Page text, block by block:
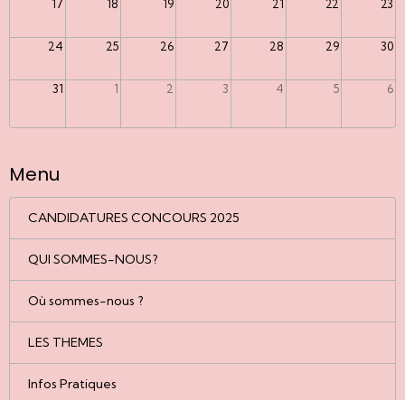
17 18 19 20 21 22 23
24 25 26 27 28 29 30
31 1 2 3 4 5 6
Menu
CANDIDATURES CONCOURS 2025
QUI SOMMES-NOUS?
Où sommes-nous ?
LES THEMES
Infos Pratiques